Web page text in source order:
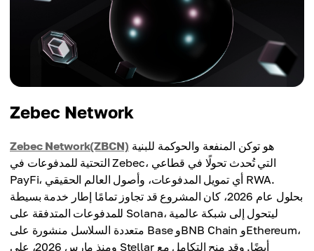
Zebec Network
Zebec Network(ZBCN)
التحتية للمدفوعات في Zebec، التي تُحدث تحولًا في قطاعي
PayFi، أي تمويل المدفوعات، وأصول العالم الحقيقي RWA.
بحلول عام 2026، كان المشروع قد تجاوز تمامًا إطار خدمة بسيطة
للمدفوعات المتدفقة على Solana، ليتحول إلى شبكة عالمية
متعددة السلاسل منشورة على Base وBNB Chain وEthereum،
ومنذ مارس 2026، على Stellar أيضًا. وقد منح التكامل مع